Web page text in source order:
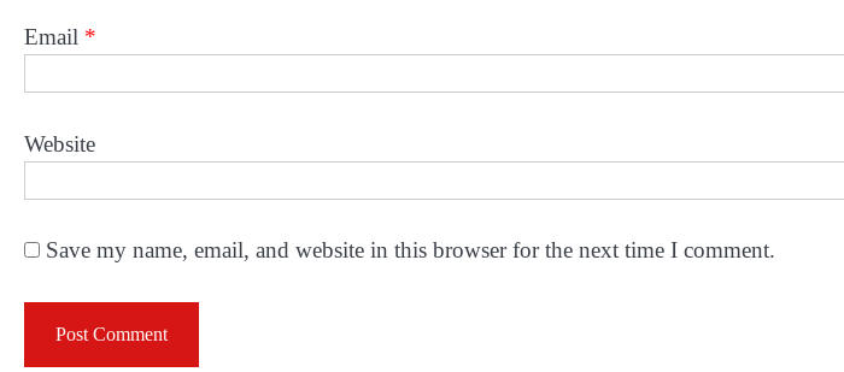
Email *
Website
Save my name, email, and website in this browser for the next time I comment.